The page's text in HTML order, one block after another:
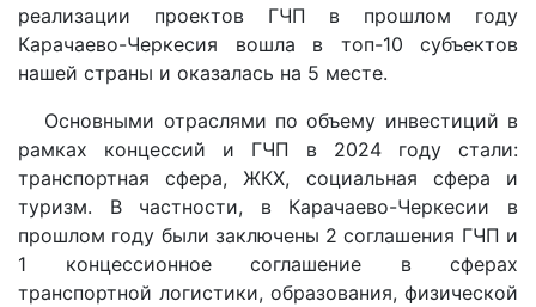
реализации проектов ГЧП в прошлом году
Карачаево-Черкесия вошла в топ-10 субъектов
нашей страны и оказалась на 5 месте.
Основными отраслями по объему инвестиций в
рамках концессий и ГЧП в 2024 году стали:
транспортная сфера, ЖКХ, социальная сфера и
туризм. В частности, в Карачаево-Черкесии в
прошлом году были заключены 2 соглашения ГЧП и
1 концессионное соглашение в сферах
транспортной логистики, образования, физической